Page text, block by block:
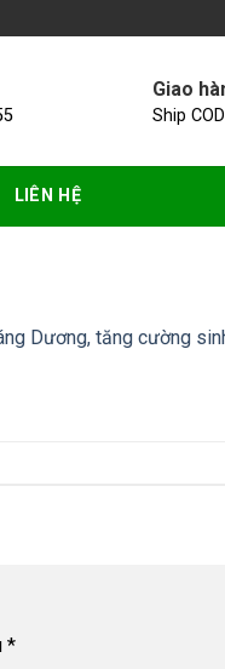
Giao
Ship
LIÊN HỆ
Dương, tăng cường
*